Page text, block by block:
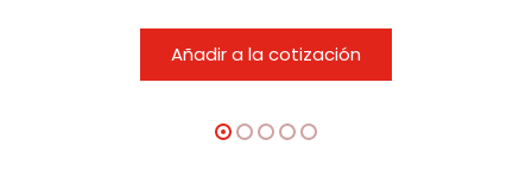
Añadir a la cotización